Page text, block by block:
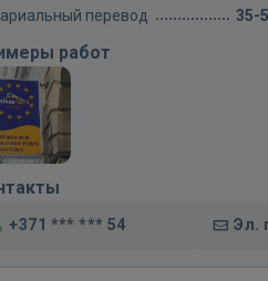
перевод 35-
работ
+371 *** *** 54 Эл.